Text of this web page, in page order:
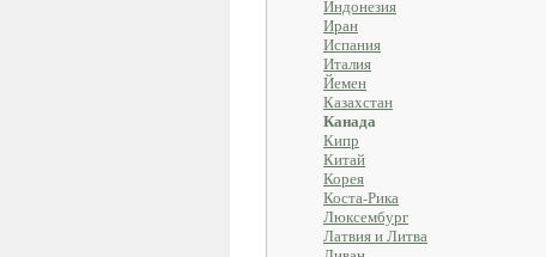
Индонезия
Иран
Испания
Италия
Йемен
Казахстан
Канада
Кипр
Китай
Корея
Коста-Рика
Люксембург
Латвия и Литва